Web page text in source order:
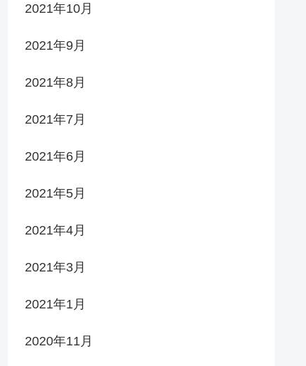
2021年10月
2021年9月
2021年8月
2021年7月
2021年6月
2021年5月
2021年4月
2021年3月
2021年1月
2020年11月